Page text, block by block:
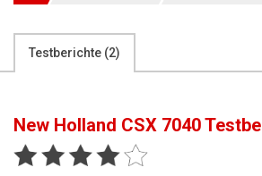
Teleskoplader
Testberichte (2)
New Holland CSX 7040